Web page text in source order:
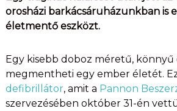
orosházi barkácsáruházunkban is
életmentő eszközt.
Egy kisebb doboz méretű, könnyű
megmentheti egy ember életét.
defibrillátor, amit a Pannon
szervezésében október 31-én